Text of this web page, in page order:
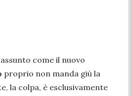
come il nuovo
proprio non manda giù la
la colpa, è esclusivamente